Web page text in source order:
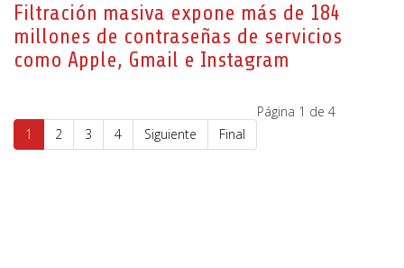
Filtración masiva expone más de 184
millones de contraseñas de servicios
como Apple, Gmail e Instagram
Página 1 de 4
1
2 3 4 Siguiente Final